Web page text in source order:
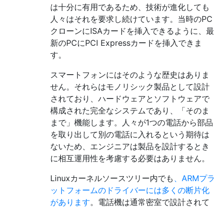
は十分に有用であるため、技術が進化しても
人々はそれを要求し続けています。当時のPC
クローンにISAカードを挿入できるように、最
新のPCにPCI Expressカードを挿入できま
す。
スマートフォンにはそのような歴史はありま
せん。それらはモノリシック製品として設計
されており、ハードウェアとソフトウェアで
構成された完全なシステムであり、「そのま
まで」機能します。人々が1つの電話から部品
を取り出して別の電話に入れるという期待は
ないため、エンジニアは製品を設計するとき
に相互運用性を考慮する必要はありません。
Linuxカーネルソースツリー内でも 、ARMプラ
ットフォームのドライバーには多くの断片化
があります。電話機は通常密室で設計されて